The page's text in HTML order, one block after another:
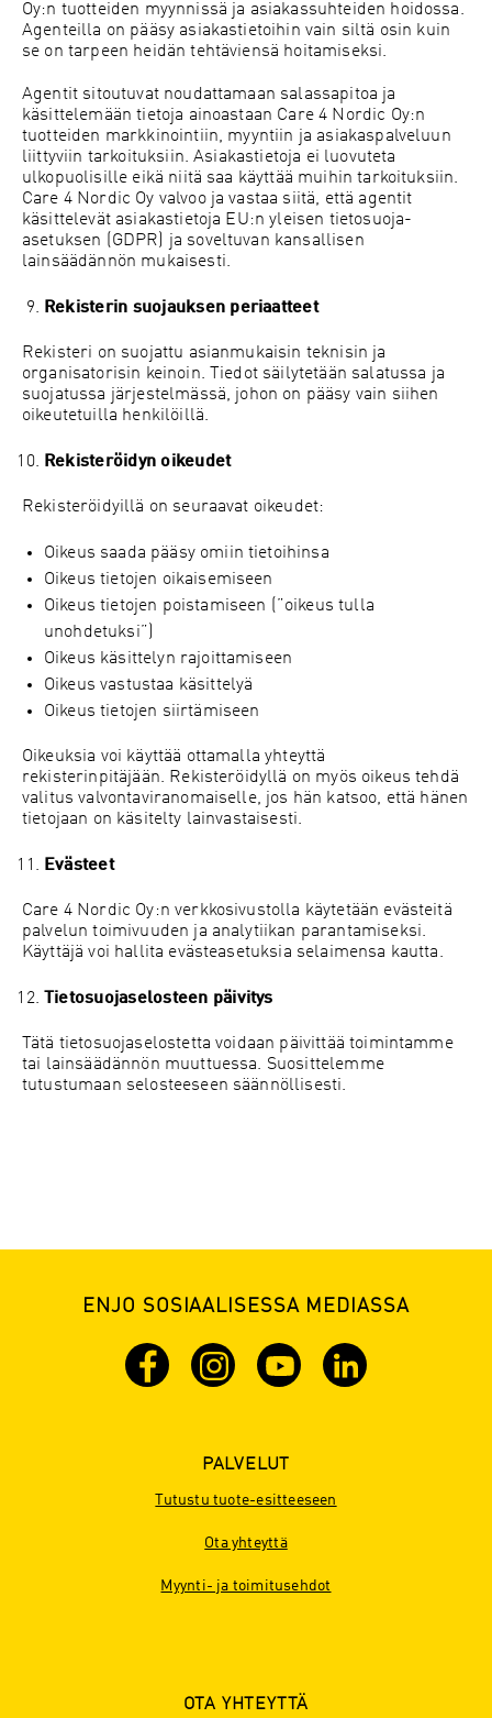
Oy:n tuotteiden myynnissä ja asiakassuhteiden hoidossa.
Agenteilla on pääsy asiakastietoihin vain siltä osin kuin
se on tarpeen heidän tehtäviensä hoitamiseksi.
Agentit sitoutuvat noudattamaan salassapitoa ja
käsittelemään tietoja ainoastaan Care 4 Nordic Oy:n
tuotteiden markkinointiin, myyntiin ja asiakaspalveluun
liittyviin tarkoituksiin. Asiakastietoja ei luovuteta
ulkopuolisille eikä niitä saa käyttää muihin tarkoituksiin.
Care 4 Nordic Oy valvoo ja vastaa siitä, että agentit
käsittelevät asiakastietoja EU:n yleisen tietosuoja-
asetuksen (GDPR) ja soveltuvan kansallisen
lainsäädännön mukaisesti.
Rekisterin suojauksen periaatteet
Rekisteri on suojattu asianmukaisin teknisin ja
organisatorisin keinoin. Tiedot säilytetään salatussa ja
suojatussa järjestelmässä, johon on pääsy vain siihen
oikeutetuilla henkilöillä.
Rekisteröidyn oikeudet
Rekisteröidyillä on seuraavat oikeudet:
Oikeus saada pääsy omiin tietoihinsa
Oikeus tietojen oikaisemiseen
Oikeus tietojen poistamiseen (”oikeus tulla
unohdetuksi”)
Oikeus käsittelyn rajoittamiseen
Oikeus vastustaa käsittelyä
Oikeus tietojen siirtämiseen
Oikeuksia voi käyttää ottamalla yhteyttä
rekisterinpitäjään. Rekisteröidyllä on myös oikeus tehdä
valitus valvontaviranomaiselle, jos hän katsoo, että hänen
tietojaan on käsitelty lainvastaisesti.
Evästeet
Care 4 Nordic Oy:n verkkosivustolla käytetään evästeitä
palvelun toimivuuden ja analytiikan parantamiseksi.
Käyttäjä voi hallita evästeasetuksia selaimensa kautta.
Tietosuojaselosteen päivitys
Tätä tietosuojaselostetta voidaan päivittää toimintamme
tai lainsäädännön muuttuessa. Suosittelemme
tutustumaan selosteeseen säännöllisesti.
ENJO SOSIAALISESSA MEDIASSA
PALVELUT
Tutustu tuote-esitteeseen
Ota yhteyttä
Myynti- ja toimitusehdot
OTA YHTEYTTÄ